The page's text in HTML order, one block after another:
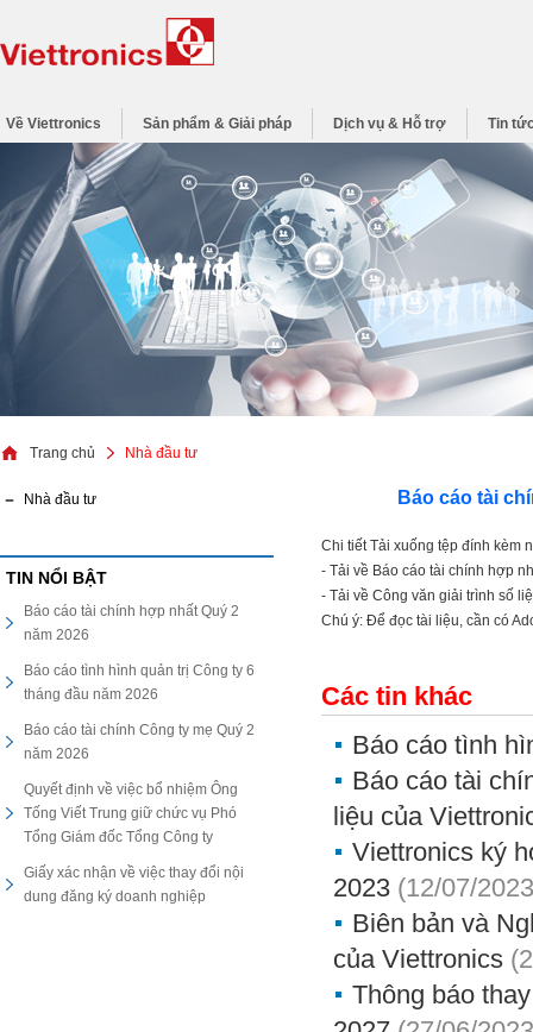
Về Viettronics Sản phẩm & Giải pháp Dịch vụ & Hỗ trợ Tin
Trang chủ Nhà đầu tư
Nhà đầu tư
TIN NỔI BẬT
Báo cáo tài chính hợp nhất Quý 2
năm 2026
Báo cáo tình hình quản trị Công ty 6
tháng đầu năm 2026
Báo cáo tài chính Công ty mẹ Quý 2
năm 2026
Quyết định về việc bổ nhiệm Ông
Tống Viết Trung giữ chức vụ Phó
Tổng Giám đốc Tổng Công ty
Giấy xác nhận về việc thay đổi nội
dung đăng ký doanh nghiệp
Báo cáo tài
Chi tiết Tải xuống tệp đính kèm
- Tải về Báo cáo tài chính hợp
- Tải về Công văn giải trình số
Chú ý: Để đọc tài liệu, cần có
Các tin khác
Báo cáo tình
Báo cáo tài
liệu của
Viettronics ký
2023 (12/07/
Biên bản và
của Viettronics
Thông báo